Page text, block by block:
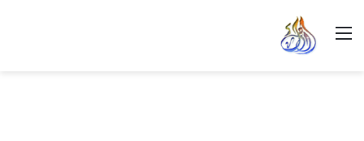
القائمة